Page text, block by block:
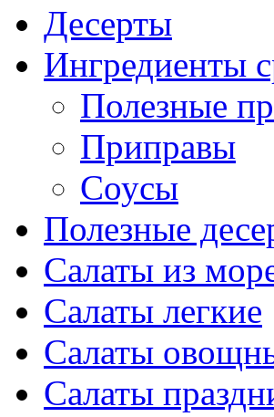
Десерты
Ингредиенты
Полезные
Приправы
Соусы
Полезные
Салаты из
Салаты легкие
Салаты
Салаты